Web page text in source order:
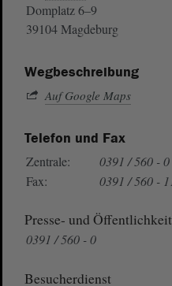
Domplatz 6–9
39104 Magdeburg
Wegbeschreibung
Auf Google Maps
Telefon und Fax
Zentrale:
0391 / 560 - 0
Fax:
0391 / 560 -
Presse- und
0391 / 560 - 0
Besucherdienst